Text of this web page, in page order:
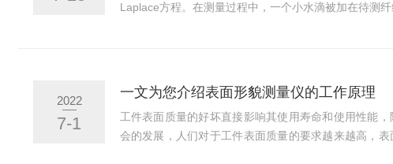
Laplace方程。在测量过程中，一个小水滴被加在待测纤
和干燥处理，以确保测试结果准确可靠。3.测量前的校
该对仪器进行校准，以保证精度。4.操作方法...
2022
7-1
一文为您介绍表面形貌测量仪的工作原理
工件表面质量的好坏直接影响其使用寿命和使用性能
会的发展，人们对于工件表面质量的要求越来越高，表